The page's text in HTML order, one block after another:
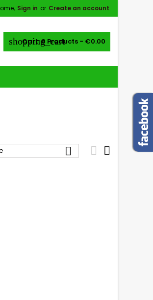
Sign in or Create an account
shopping_cart
Cart:0 Products - €0.00
  